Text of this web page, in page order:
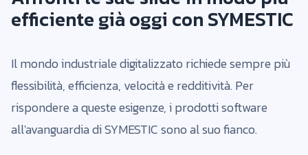
efficiente già oggi con SYMESTIC
Il mondo industriale digitalizzato richiede sempre più
flessibilità, efficienza, velocità e redditività. Per
rispondere a queste esigenze, i prodotti software
all'avanguardia di SYMESTIC sono al suo fianco.